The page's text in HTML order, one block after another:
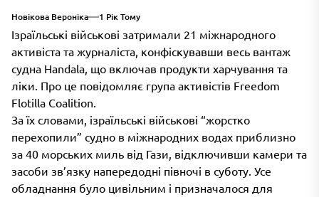
Новікова Вероніка 1 Рік Тому
Ізраїльські військові затримали 21 міжнародного
активіста та журналіста, конфіскувавши весь вантаж
судна Handala, що включав продукти харчування та
ліки. Про це повідомляє група активістів Freedom
Flotilla Coalition.
За їх словами, ізраїльські військові “жорстко
перехопили” судно в міжнародних водах приблизно
за 40 морських миль від Гази, відключивши камери та
засоби зв’язку напередодні півночі в суботу. Усе
обладнання було цивільним і призначалося для